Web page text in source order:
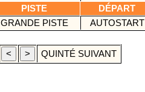
PISTE DÉPART
GRANDE PISTE AUTOSTART
QUINTÉ SUIVANT